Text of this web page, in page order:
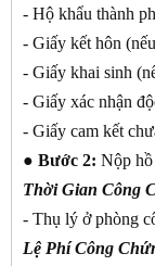
- Hộ khẩu thành
- Giấy kết hôn
- Giấy khai sinh
- Giấy xác nhận
- Giấy cam kết
● Bước 2: Nộp
Thời Gian Công
- Thụ lý ở phòng
Lệ Phí Công